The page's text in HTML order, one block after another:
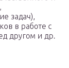
задач),
в работе с
другом и др.